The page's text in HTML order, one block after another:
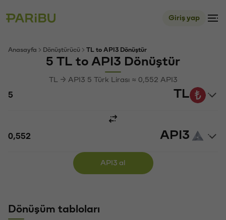
Giriş yap
Anasayfa Dönüştürücü TL to API3 Dönüştür
5 TL to API3 Dönüştür
TL → API3 5 Türk Lirası ≈ 0,552 API3
TL
API3
API3 al
Dönüşüm tabloları